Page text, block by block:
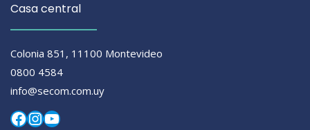
Casa central
Colonia 851, 11100 Montevideo
0800 4584
info@secom.com.uy
Facebook
Instagram
YouTube